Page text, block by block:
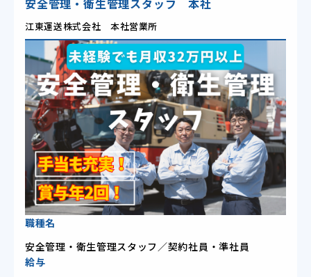
安全管理・衛生管理スタッフ 本社
江東運送株式会社 本社営業所
職種名
安全管理・衛生管理スタッフ／契約社員・準社員
給与